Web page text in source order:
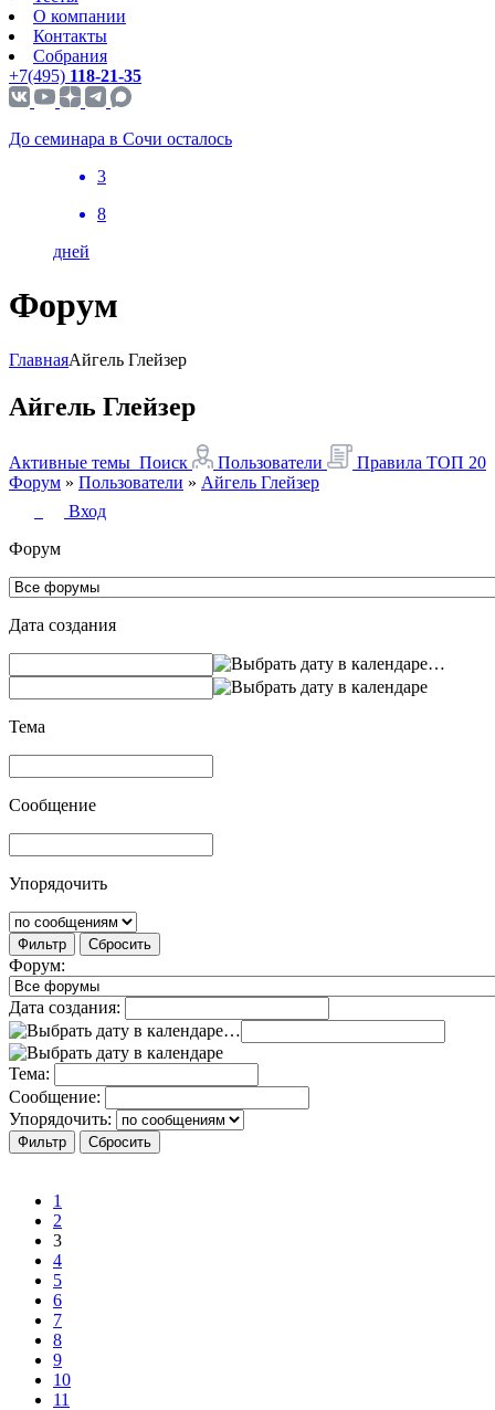
О компании
Контакты
Собрания
+7(495) 118-21-35
До семинара в Сочи осталось
3
8
дней
Форум
ГлавнаяАйгель Глейзер
Айгель Глейзер
Активные темы Поиск Пользователи Правила ТОП 20
Форум » Пользователи » Айгель Глейзер
Вход
Форум
Дата создания
…
Тема
Сообщение
Упорядочить
Фильтр Сбросить
Форум:
Дата создания:
…
Тема:
Сообщение:
Упорядочить:
1
2
3
4
5
6
7
8
9
10
11